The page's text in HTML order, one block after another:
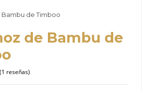
de Bambu de